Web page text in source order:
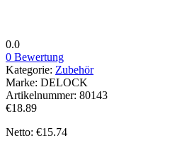
0.0
0 Bewertung
Kategorie: Zubehör
Marke: DELOCK
Artikelnummer: 80143
€18.89
Netto: €15.74